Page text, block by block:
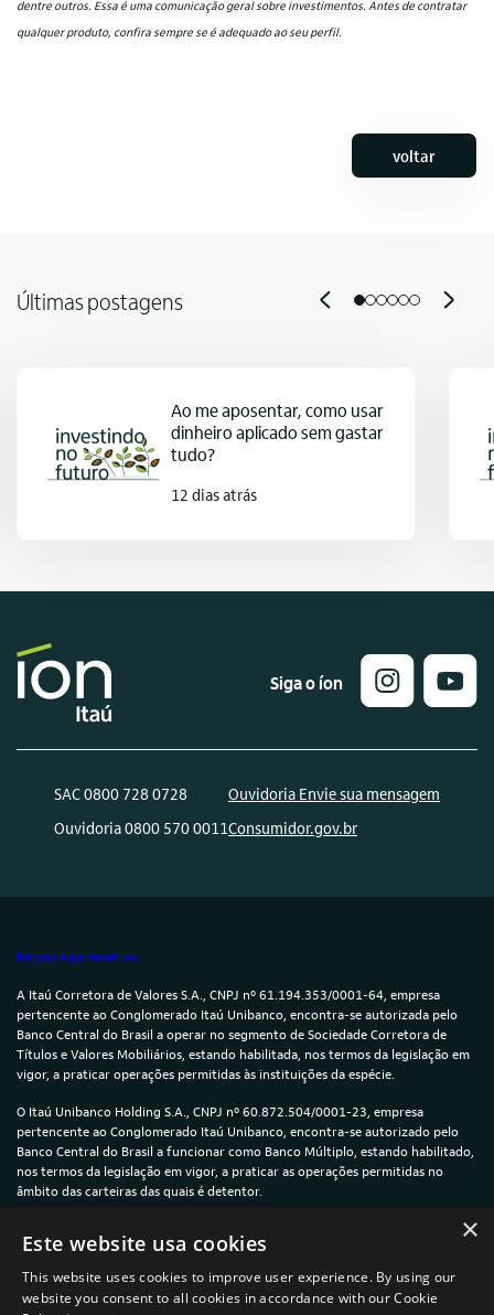
dentre outros. Essa é uma comunicação geral sobre investimentos. Antes de contratar
qualquer produto, confira sempre se é adequado ao seu perfil.
voltar
Últimas postagens
Ao me aposentar, como usar
dinheiro aplicado sem gastar
tudo?
12 dias atrás
Siga o íon
SAC 0800 728 0728
Ouvidoria 0800 570 0011
Ouvidoria Envie sua mensagem
Consumidor.gov.br
Regras e parâmetros
A Itaú Corretora de Valores S.A., CNPJ nº 61.194.353/0001-64, empresa
pertencente ao Conglomerado Itaú Unibanco, encontra-se autorizada pelo
Banco Central do Brasil a operar no segmento de Sociedade Corretora de
Títulos e Valores Mobiliários, estando habilitada, nos termos da legislação em
vigor, a praticar operações permitidas às instituições da espécie.
O Itaú Unibanco Holding S.A., CNPJ nº 60.872.504/0001-23, empresa
pertencente ao Conglomerado Itaú Unibanco, encontra-se autorizado pelo
Banco Central do Brasil a funcionar como Banco Múltiplo, estando habilitado,
nos termos da legislação em vigor, a praticar as operações permitidas no
âmbito das carteiras das quais é detentor.
×
Este website usa cookies
This website uses cookies to improve user experience. By using our
website you consent to all cookies in accordance with our Cookie